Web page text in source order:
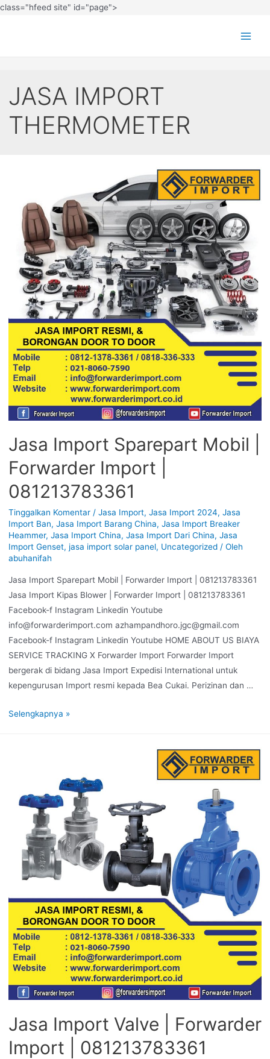
class="hfeed site" id="page">
JASA IMPORT
THERMOMETER
Jasa Import Sparepart Mobil |
Forwarder Import |
081213783361
Tinggalkan Komentar / Jasa Import, Jasa Import 2024, Jasa
Import Ban, Jasa Import Barang China, Jasa Import Breaker
Heammer, Jasa Import China, Jasa Import Dari China, Jasa
Import Genset, jasa import solar panel, Uncategorized/ Oleh
abuhanifah
Jasa Import Sparepart Mobil | Forwarder Import | 081213783361
Jasa Import Kipas Blower | Forwarder Import | 081213783361
Facebook-f Instagram Linkedin Youtube
info@forwarderimport.com azhampandhoro.jgc@gmail.com
Facebook-f Instagram Linkedin Youtube HOME ABOUT US BIAYA
SERVICE TRACKING X Forwarder Import Forwarder Import
bergerak di bidang Jasa Import Expedisi International untuk
kepengurusan Import resmi kepada Bea Cukai. Perizinan dan …
Selengkapnya »
Jasa Import Valve | Forwarder
Import | 081213783361